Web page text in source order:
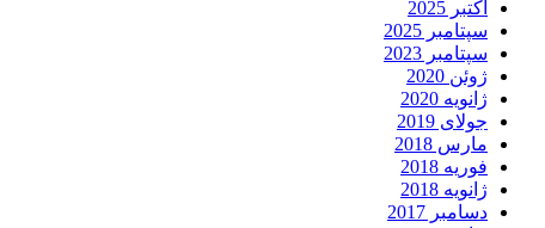
اکتبر 2025
سپتامبر 2025
سپتامبر 2023
ژوئن 2020
ژانویه 2020
جولای 2019
مارس 2018
فوریه 2018
ژانویه 2018
دسامبر 2017